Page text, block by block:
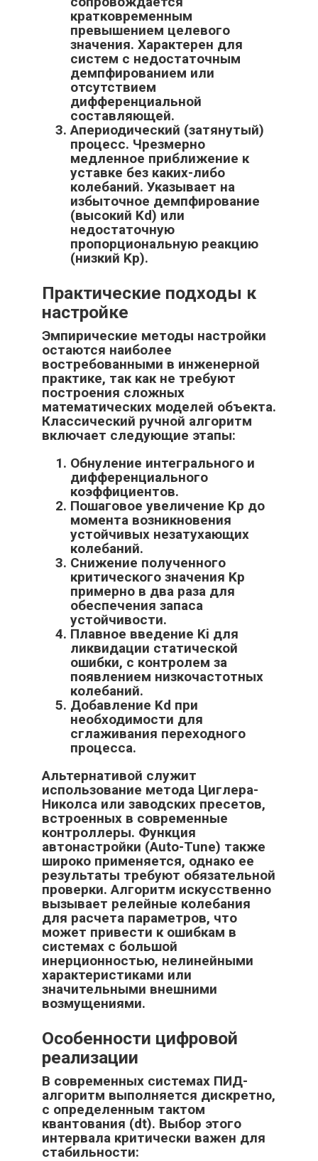
кратковременным
превышением целевого
значения. Характерен для
систем с недостаточным
демпфированием или
отсутствием
дифференциальной
составляющей.
Апериодический (затянутый)
процесс. Чрезмерно
медленное приближение к
уставке без каких-либо
колебаний. Указывает на
избыточное демпфирование
(высокий Kd) или
недостаточную
пропорциональную реакцию
(низкий Kp).
Практические подходы к
настройке
Эмпирические методы настройки
остаются наиболее
востребованными в инженерной
практике, так как не требуют
построения сложных
математических моделей объекта.
Классический ручной алгоритм
включает следующие этапы:
Обнуление интегрального и
дифференциального
коэффициентов.
Пошаговое увеличение Kp до
момента возникновения
устойчивых незатухающих
колебаний.
Снижение полученного
критического значения Kp
примерно в два раза для
обеспечения запаса
устойчивости.
Плавное введение Ki для
ликвидации статической
ошибки, с контролем за
появлением низкочастотных
колебаний.
Добавление Kd при
необходимости для
сглаживания переходного
процесса.
Альтернативой служит
использование метода Циглера-
Николса или заводских пресетов,
встроенных в современные
контроллеры. Функция
автонастройки (Auto-Tune) также
широко применяется, однако ее
результаты требуют обязательной
проверки. Алгоритм искусственно
вызывает релейные колебания
для расчета параметров, что
может привести к ошибкам в
системах с большой
инерционностью, нелинейными
характеристиками или
значительными внешними
возмущениями.
Особенности цифровой
реализации
В современных системах ПИД-
алгоритм выполняется дискретно,
с определенным тактом
квантования (dt). Выбор этого
интервала критически важен для
стабильности: